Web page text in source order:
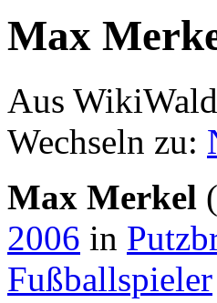
Max
Aus
Wechseln zu:
Max Merkel
2006 in
Fußballspieler